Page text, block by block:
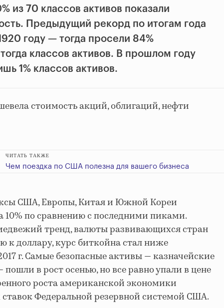
из 70 классов активов показали
Предыдущий рекорд по итогам года
году — тогда просели 84%
классов активов. В прошлом году
1% классов активов.
стоимость акций, облигаций, нефти
ЧИТАТЬ ТАКЖЕ
Чем поездка по США полезна для вашего бизнеса
США, Европы, Китая и Южной Кореи
10% по сравнению с последними пиками.
тренд, валюты развивающихся стран
к доллару, курс биткойна стал ниже
г. Самые безопасные активы — казначейские
в рост осенью, но все равно упали в цене
роста американской экономики
Федеральной резервной системой США.